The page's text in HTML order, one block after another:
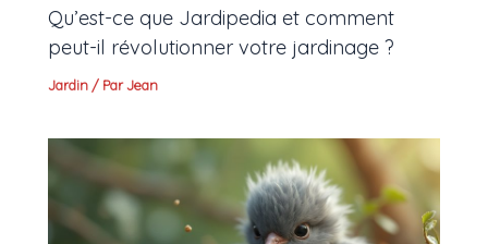
Qu’est-ce que Jardipedia et comment
peut-il révolutionner votre jardinage ?
Jardin / ParJean